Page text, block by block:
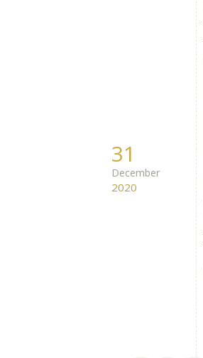
31
December
2020